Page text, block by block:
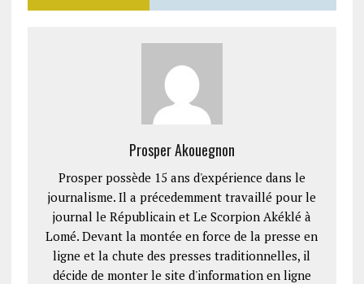
Prosper Akouegnon
Prosper possède 15 ans d'expérience dans le
journalisme. Il a précedemment travaillé pour le
journal le Républicain et Le Scorpion Akéklé à
Lomé. Devant la montée en force de la presse en
ligne et la chute des presses traditionnelles, il
décide de monter le site d'information en ligne